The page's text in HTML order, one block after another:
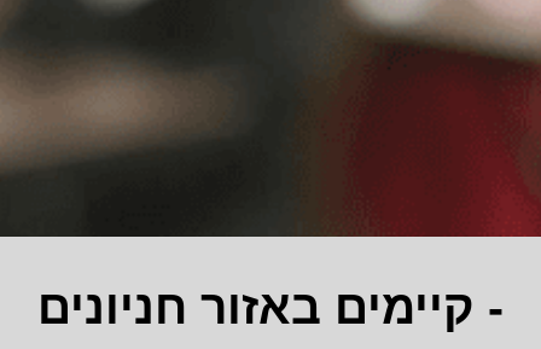
- קיימים באזור חניונים